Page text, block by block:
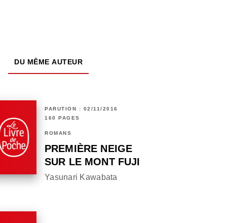
DU MÊME AUTEUR
PARUTION : 02/11/2016
160 PAGES
ROMANS
PREMIÈRE NEIGE
SUR LE MONT FUJI
Yasunari Kawabata